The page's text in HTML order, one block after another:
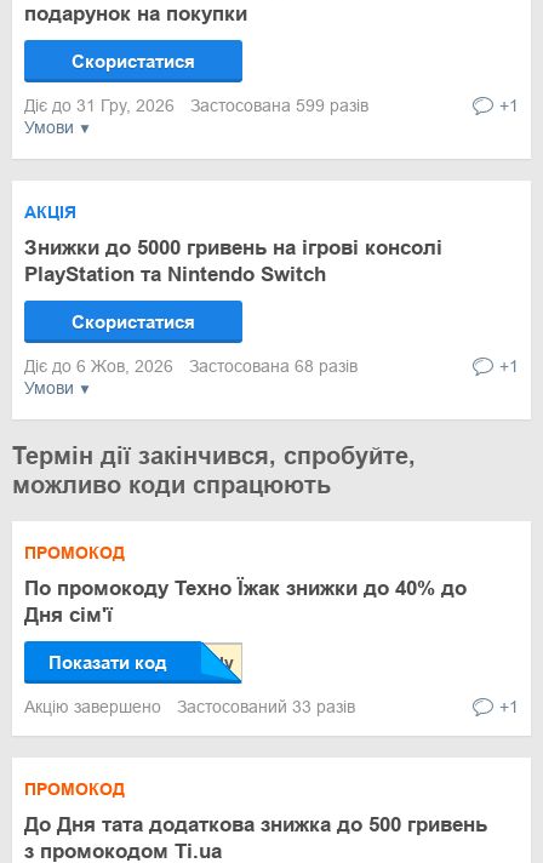
Умови
подарунок на покупки
Скористатися
Діє до 31 Гру, 2026 Застосована 599 разів +1
Умови
АКЦІЯ
Знижки до 5000 гривень на ігрові консолі
PlayStation та Nintendo Switch
Скористатися
Діє до 6 Жов, 2026 Застосована 68 разів +1
Термін дії закінчився, спробуйте,
можливо коди спрацюють
ПРОМОКОД
По промокоду Техно Їжак знижки до 40% до
Дня сім'ї
Показати код
Акцію завершено Застосований 33 разів +1
ПРОМОКОД
До Дня тата додаткова знижка до 500 гривень
з промокодом Ti.ua